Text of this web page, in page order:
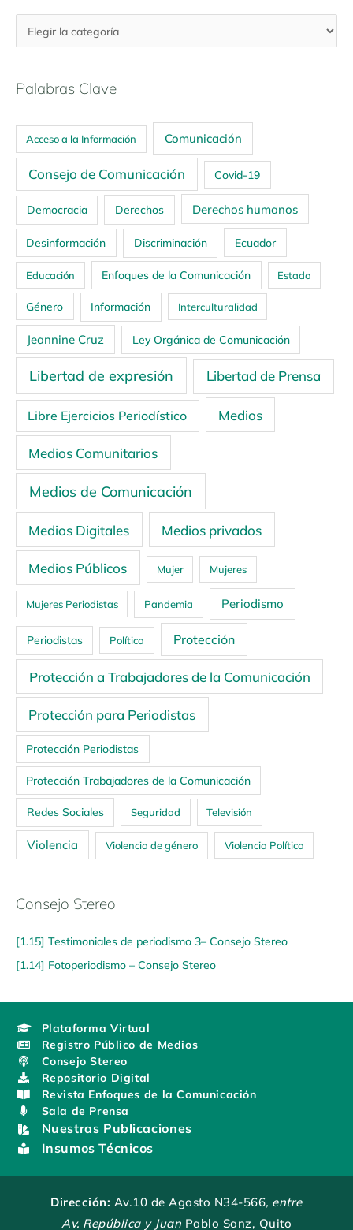
Palabras Clave
Acceso a la Información Comunicación
Consejo de Comunicación Covid-19
Democracia Derechos Derechos humanos
Desinformación Discriminación Ecuador
Educación Enfoques de la Comunicación Estado
Género Información Interculturalidad
Jeannine Cruz Ley Orgánica de Comunicación
Libertad de expresión Libertad de Prensa
Libre Ejercicios Periodístico Medios
Medios Comunitarios
Medios de Comunicación
Medios Digitales Medios privados
Medios Públicos Mujer Mujeres
Mujeres Periodistas Pandemia Periodismo
Periodistas Política Protección
Protección a Trabajadores de la Comunicación
Protección para Periodistas
Protección Periodistas
Protección Trabajadores de la Comunicación
Redes Sociales Seguridad Televisión
Violencia Violencia de género Violencia Política
Consejo Stereo
[1.15] Testimoniales de periodismo 3– Consejo Stereo
[1.14] Fotoperiodismo – Consejo Stereo
Plataforma Virtual
Registro Público de Medios
Consejo Stereo
Repositorio Digital
Revista Enfoques de la Comunicación
Sala de Prensa
Nuestras Publicaciones
Insumos Técnicos
Dirección: Av.10 de Agosto N34-566, entre
Av. República y Juan Pablo Sanz, Quito